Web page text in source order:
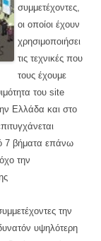
συμμετέχοντες,
οι οποίοι έχουν
χρησιμοποιήσει
τις τεχνικές που
τους έχουμε
του site
Ελλάδα και στο
7 βήματα επάνω
την
την
υψηλότερη